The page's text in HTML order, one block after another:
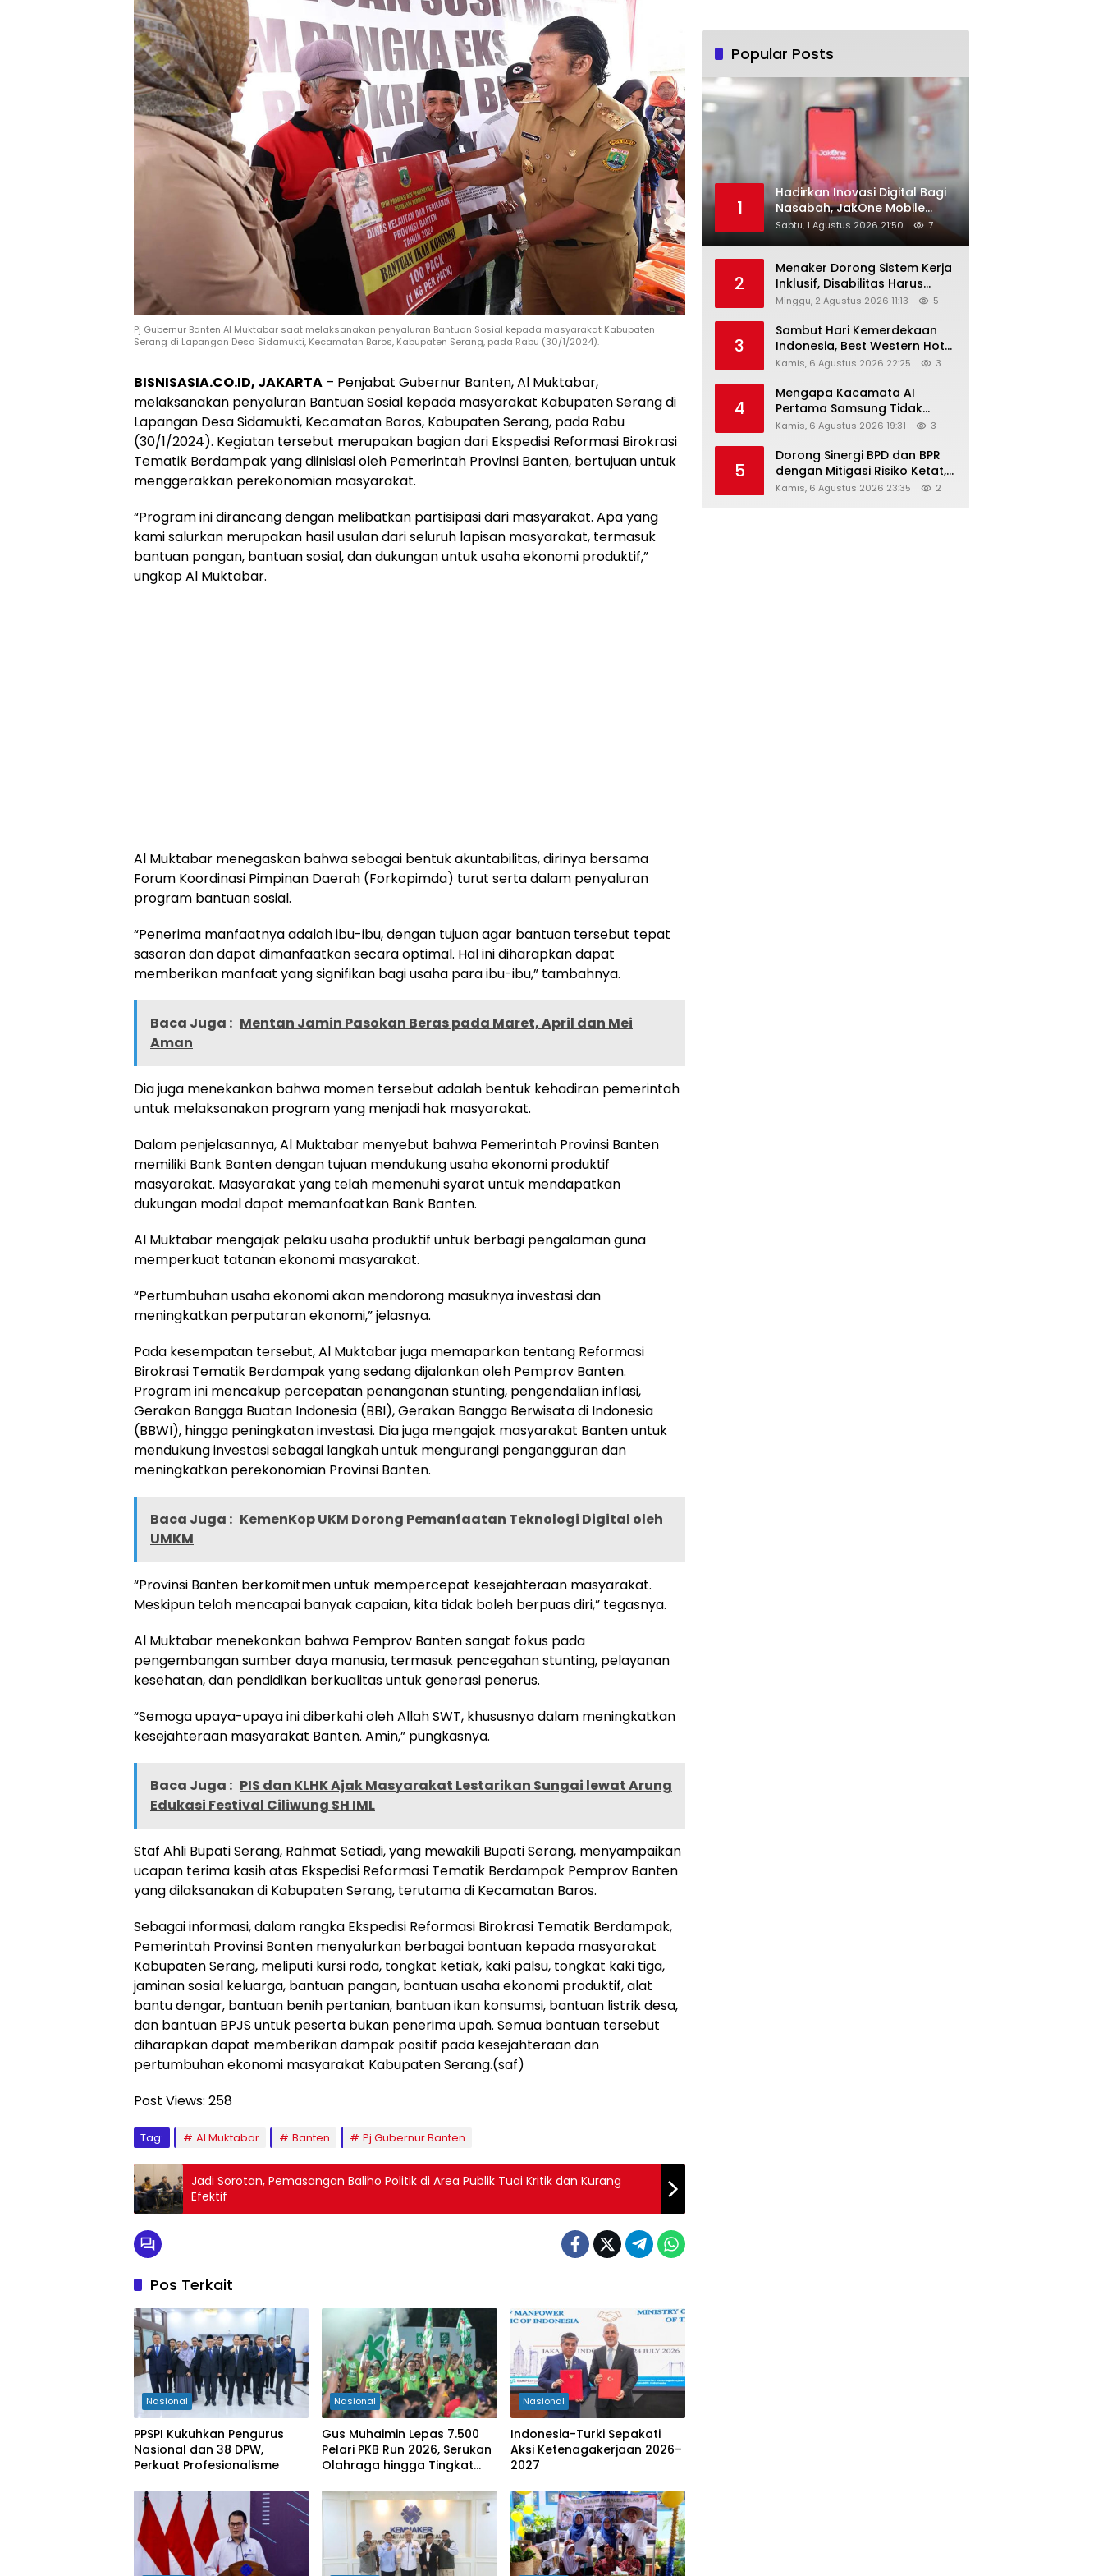
Pj Gubernur Banten Al Muktabar saat melaksanakan penyaluran Bantuan Sosial kepada masyarakat Kabupaten
Serang di Lapangan Desa Sidamukti, Kecamatan Baros, Kabupaten Serang, pada Rabu (30/1/2024).
BISNISASIA.CO.ID, JAKARTA – Penjabat Gubernur Banten, Al Muktabar,
melaksanakan penyaluran Bantuan Sosial kepada masyarakat Kabupaten Serang di
Lapangan Desa Sidamukti, Kecamatan Baros, Kabupaten Serang, pada Rabu
(30/1/2024). Kegiatan tersebut merupakan bagian dari Ekspedisi Reformasi Birokrasi
Tematik Berdampak yang diinisiasi oleh Pemerintah Provinsi Banten, bertujuan untuk
menggerakkan perekonomian masyarakat.
“Program ini dirancang dengan melibatkan partisipasi dari masyarakat. Apa yang
kami salurkan merupakan hasil usulan dari seluruh lapisan masyarakat, termasuk
bantuan pangan, bantuan sosial, dan dukungan untuk usaha ekonomi produktif,”
ungkap Al Muktabar.
Al Muktabar menegaskan bahwa sebagai bentuk akuntabilitas, dirinya bersama
Forum Koordinasi Pimpinan Daerah (Forkopimda) turut serta dalam penyaluran
program bantuan sosial.
“Penerima manfaatnya adalah ibu-ibu, dengan tujuan agar bantuan tersebut tepat
sasaran dan dapat dimanfaatkan secara optimal. Hal ini diharapkan dapat
memberikan manfaat yang signifikan bagi usaha para ibu-ibu,” tambahnya.
Baca Juga : Mentan Jamin Pasokan Beras pada Maret, April dan Mei
Aman
Dia juga menekankan bahwa momen tersebut adalah bentuk kehadiran pemerintah
untuk melaksanakan program yang menjadi hak masyarakat.
Dalam penjelasannya, Al Muktabar menyebut bahwa Pemerintah Provinsi Banten
memiliki Bank Banten dengan tujuan mendukung usaha ekonomi produktif
masyarakat. Masyarakat yang telah memenuhi syarat untuk mendapatkan
dukungan modal dapat memanfaatkan Bank Banten.
Al Muktabar mengajak pelaku usaha produktif untuk berbagi pengalaman guna
memperkuat tatanan ekonomi masyarakat.
“Pertumbuhan usaha ekonomi akan mendorong masuknya investasi dan
meningkatkan perputaran ekonomi,” jelasnya.
Pada kesempatan tersebut, Al Muktabar juga memaparkan tentang Reformasi
Birokrasi Tematik Berdampak yang sedang dijalankan oleh Pemprov Banten.
Program ini mencakup percepatan penanganan stunting, pengendalian inflasi,
Gerakan Bangga Buatan Indonesia (BBI), Gerakan Bangga Berwisata di Indonesia
(BBWI), hingga peningkatan investasi. Dia juga mengajak masyarakat Banten untuk
mendukung investasi sebagai langkah untuk mengurangi pengangguran dan
meningkatkan perekonomian Provinsi Banten.
Baca Juga : KemenKop UKM Dorong Pemanfaatan Teknologi Digital oleh
UMKM
“Provinsi Banten berkomitmen untuk mempercepat kesejahteraan masyarakat.
Meskipun telah mencapai banyak capaian, kita tidak boleh berpuas diri,” tegasnya.
Al Muktabar menekankan bahwa Pemprov Banten sangat fokus pada
pengembangan sumber daya manusia, termasuk pencegahan stunting, pelayanan
kesehatan, dan pendidikan berkualitas untuk generasi penerus.
“Semoga upaya-upaya ini diberkahi oleh Allah SWT, khususnya dalam meningkatkan
kesejahteraan masyarakat Banten. Amin,” pungkasnya.
Baca Juga : PIS dan KLHK Ajak Masyarakat Lestarikan Sungai lewat Arung
Edukasi Festival Ciliwung SH IML
Staf Ahli Bupati Serang, Rahmat Setiadi, yang mewakili Bupati Serang, menyampaikan
ucapan terima kasih atas Ekspedisi Reformasi Tematik Berdampak Pemprov Banten
yang dilaksanakan di Kabupaten Serang, terutama di Kecamatan Baros.
Sebagai informasi, dalam rangka Ekspedisi Reformasi Birokrasi Tematik Berdampak,
Pemerintah Provinsi Banten menyalurkan berbagai bantuan kepada masyarakat
Kabupaten Serang, meliputi kursi roda, tongkat ketiak, kaki palsu, tongkat kaki tiga,
jaminan sosial keluarga, bantuan pangan, bantuan usaha ekonomi produktif, alat
bantu dengar, bantuan benih pertanian, bantuan ikan konsumsi, bantuan listrik desa,
dan bantuan BPJS untuk peserta bukan penerima upah. Semua bantuan tersebut
diharapkan dapat memberikan dampak positif pada kesejahteraan dan
pertumbuhan ekonomi masyarakat Kabupaten Serang.(saf)
Post Views: 258
Tag: Al Muktabar Banten Pj Gubernur Banten
Jadi Sorotan, Pemasangan Baliho Politik di Area Publik Tuai Kritik dan Kurang
Efektif
Pos Terkait
Nasional
PPSPI Kukuhkan Pengurus
Nasional dan 38 DPW,
Perkuat Profesionalisme
Nasional
Gus Muhaimin Lepas 7.500
Pelari PKB Run 2026, Serukan
Olahraga hingga Tingkat
Nasional
Indonesia-Turki Sepakati
Aksi Ketenagakerjaan 2026–
2027
Popular Posts
1
Hadirkan Inovasi Digital Bagi
Nasabah, JakOne Mobile
Antar Bank Jakarta Sukses
Raih Digital Excellence
Sabtu, 1 Agustus 2026 21:50 7
2
Menaker Dorong Sistem Kerja
Inklusif, Disabilitas Harus
Dapat Kesempatan Setara
Minggu, 2 Agustus 2026 11:13 5
3
Sambut Hari Kemerdekaan
Indonesia, Best Western Hotel
Hadirkan The Freedom Stay
Kamis, 6 Agustus 2026 22:25 3
4
Mengapa Kacamata AI
Pertama Samsung Tidak
Dibekali Layar?
Kamis, 6 Agustus 2026 19:31 3
5
Dorong Sinergi BPD dan BPR
dengan Mitigasi Risiko Ketat,
Ini Penjelasan Ketum
Kamis, 6 Agustus 2026 23:35 2